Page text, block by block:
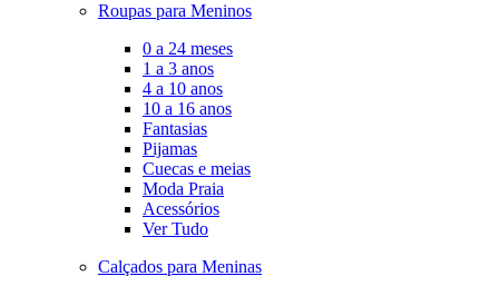
Roupas para Meninos
0 a 24 meses
1 a 3 anos
4 a 10 anos
10 a 16 anos
Fantasias
Pijamas
Cuecas e meias
Moda Praia
Acessórios
Ver Tudo
Calçados para Meninas